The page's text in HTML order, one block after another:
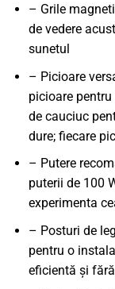
– Grile
de vedere
sunetul
– Picioare
picioare
de cauciuc
dure; fiecare
– Putere
puterii de 100
experimenta
– Posturi de
pentru o
eficientă și